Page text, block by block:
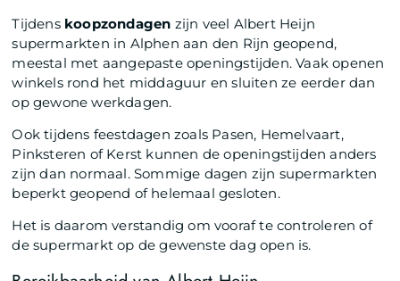
Tijdens koopzondagen zijn veel Albert Heijn
supermarkten in Alphen aan den Rijn geopend,
meestal met aangepaste openingstijden. Vaak openen
winkels rond het middaguur en sluiten ze eerder dan
op gewone werkdagen.
Ook tijdens feestdagen zoals Pasen, Hemelvaart,
Pinksteren of Kerst kunnen de openingstijden anders
zijn dan normaal. Sommige dagen zijn supermarkten
beperkt geopend of helemaal gesloten.
Het is daarom verstandig om vooraf te controleren of
de supermarkt op de gewenste dag open is.